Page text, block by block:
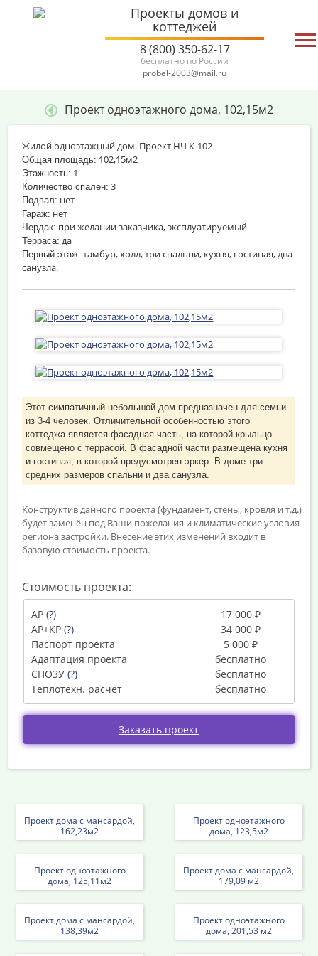
Проекты домов и
коттеджей
8 (800) 350-62-17
бесплатно по России
probel-2003@mail.ru
Проект одноэтажного дома, 102,15м2
Жилой одноэтажный дом. Проект НЧ К-102
Общая площадь: 102,15м2
Этажность: 1
Количество спален: 3
Подвал: нет
Гараж: нет
Чердак: при желании заказчика, эксплуатируемый
Терраса: да
Первый этаж: тамбур, холл, три спальни, кухня, гостиная, два
санузла.
Этот симпатичный небольшой дом предназначен для семьи
из 3-4 человек. Отличительной особенностью этого
коттеджа является фасадная часть, на которой крыльцо
совмещено с террасой. В фасадной части размещена кухня
и гостиная, в которой предусмотрен эркер. В доме три
средних размеров спальни и два санузла.
Конструктив данного проекта (фундамент, стены, кровля и т.д.)
будет заменён под Ваши пожелания и климатические условия
региона застройки. Внесение этих изменений входит в
базовую стоимость проекта.
Стоимость проекта:
АР (?)
АР+КР (?)
Паспорт проекта
Адаптация проекта
СПОЗУ (?)
Теплотехн. расчет
17 000 ₽
34 000 ₽
5 000 ₽
бесплатно
бесплатно
бесплатно
Заказать проект
Проект дома с мансардой,
162,23м2
Проект одноэтажного
дома, 123,5м2
Проект одноэтажного
дома, 125,11м2
Проект дома с мансардой,
179,09 м2
Проект дома с мансардой,
138,39м2
Проект одноэтажного
дома, 201,53 м2